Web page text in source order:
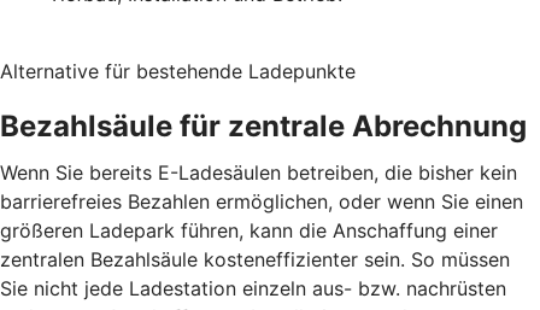
Alternative für bestehende Ladepunkte
Bezahlsäule für zentrale Abrechnung
Wenn Sie bereits E-Ladesäulen betreiben, die bisher kein
barrierefreies Bezahlen ermöglichen, oder wenn Sie einen
größeren Ladepark führen, kann die Anschaffung einer
zentralen Bezahlsäule kosteneffizienter sein. So müssen
Sie nicht jede Ladestation einzeln aus- bzw. nachrüsten